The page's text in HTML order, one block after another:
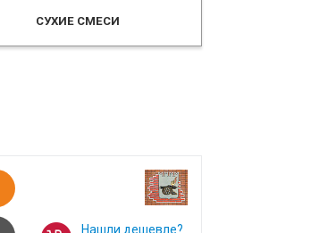
СУХИЕ СМЕСИ
Нашли дешевле?